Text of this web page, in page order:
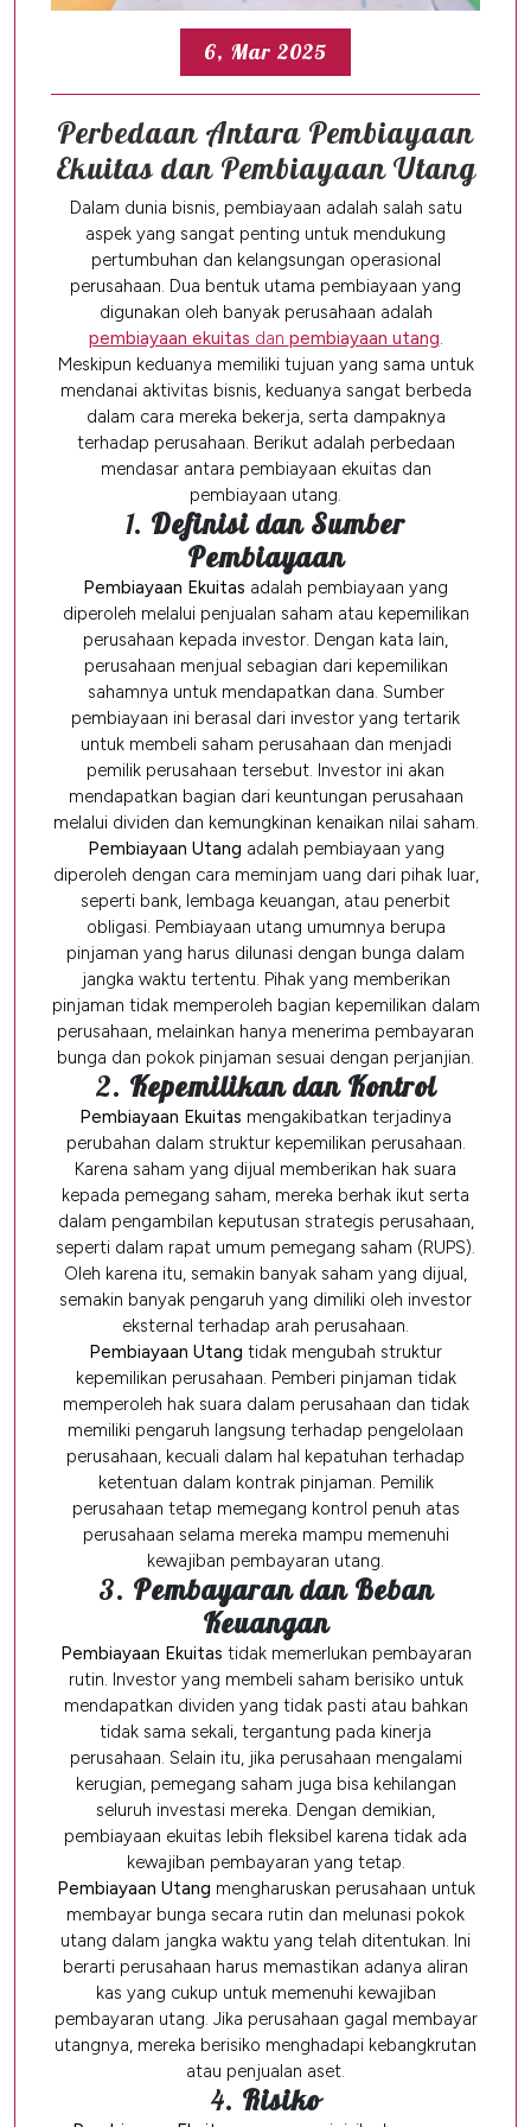
6, Mar 2025
Perbedaan Antara Pembiayaan
Ekuitas dan Pembiayaan Utang
Dalam dunia bisnis, pembiayaan adalah salah satu
aspek yang sangat penting untuk mendukung
pertumbuhan dan kelangsungan operasional
perusahaan. Dua bentuk utama pembiayaan yang
digunakan oleh banyak perusahaan adalah
pembiayaan ekuitas dan pembiayaan utang.
Meskipun keduanya memiliki tujuan yang sama untuk
mendanai aktivitas bisnis, keduanya sangat berbeda
dalam cara mereka bekerja, serta dampaknya
terhadap perusahaan. Berikut adalah perbedaan
mendasar antara pembiayaan ekuitas dan
pembiayaan utang.
1. Definisi dan Sumber
Pembiayaan
Pembiayaan Ekuitas adalah pembiayaan yang
diperoleh melalui penjualan saham atau kepemilikan
perusahaan kepada investor. Dengan kata lain,
perusahaan menjual sebagian dari kepemilikan
sahamnya untuk mendapatkan dana. Sumber
pembiayaan ini berasal dari investor yang tertarik
untuk membeli saham perusahaan dan menjadi
pemilik perusahaan tersebut. Investor ini akan
mendapatkan bagian dari keuntungan perusahaan
melalui dividen dan kemungkinan kenaikan nilai saham.
Pembiayaan Utang adalah pembiayaan yang
diperoleh dengan cara meminjam uang dari pihak luar,
seperti bank, lembaga keuangan, atau penerbit
obligasi. Pembiayaan utang umumnya berupa
pinjaman yang harus dilunasi dengan bunga dalam
jangka waktu tertentu. Pihak yang memberikan
pinjaman tidak memperoleh bagian kepemilikan dalam
perusahaan, melainkan hanya menerima pembayaran
bunga dan pokok pinjaman sesuai dengan perjanjian.
2. Kepemilikan dan Kontrol
Pembiayaan Ekuitas mengakibatkan terjadinya
perubahan dalam struktur kepemilikan perusahaan.
Karena saham yang dijual memberikan hak suara
kepada pemegang saham, mereka berhak ikut serta
dalam pengambilan keputusan strategis perusahaan,
seperti dalam rapat umum pemegang saham (RUPS).
Oleh karena itu, semakin banyak saham yang dijual,
semakin banyak pengaruh yang dimiliki oleh investor
eksternal terhadap arah perusahaan.
Pembiayaan Utang tidak mengubah struktur
kepemilikan perusahaan. Pemberi pinjaman tidak
memperoleh hak suara dalam perusahaan dan tidak
memiliki pengaruh langsung terhadap pengelolaan
perusahaan, kecuali dalam hal kepatuhan terhadap
ketentuan dalam kontrak pinjaman. Pemilik
perusahaan tetap memegang kontrol penuh atas
perusahaan selama mereka mampu memenuhi
kewajiban pembayaran utang.
3. Pembayaran dan Beban
Keuangan
Pembiayaan Ekuitas tidak memerlukan pembayaran
rutin. Investor yang membeli saham berisiko untuk
mendapatkan dividen yang tidak pasti atau bahkan
tidak sama sekali, tergantung pada kinerja
perusahaan. Selain itu, jika perusahaan mengalami
kerugian, pemegang saham juga bisa kehilangan
seluruh investasi mereka. Dengan demikian,
pembiayaan ekuitas lebih fleksibel karena tidak ada
kewajiban pembayaran yang tetap.
Pembiayaan Utang mengharuskan perusahaan untuk
membayar bunga secara rutin dan melunasi pokok
utang dalam jangka waktu yang telah ditentukan. Ini
berarti perusahaan harus memastikan adanya aliran
kas yang cukup untuk memenuhi kewajiban
pembayaran utang. Jika perusahaan gagal membayar
utangnya, mereka berisiko menghadapi kebangkrutan
atau penjualan aset.
4. Risiko